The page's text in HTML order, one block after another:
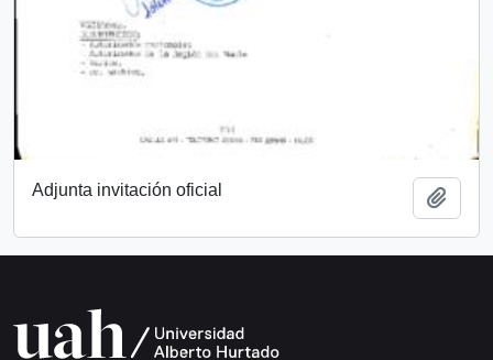
Adjunta invitación oficial